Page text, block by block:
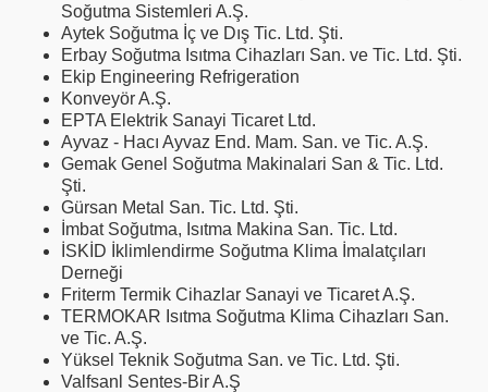
Soğutma Sistemleri A.Ş.
Aytek Soğutma İç ve Dış Tic. Ltd. Şti.
Erbay Soğutma Isıtma Cihazları San. ve Tic. Ltd. Şti.
Ekip Engineering Refrigeration
Konveyör A.Ş.
EPTA Elektrik Sanayi Ticaret Ltd.
Ayvaz - Hacı Ayvaz End. Mam. San. ve Tic. A.Ş.
Gemak Genel Soğutma Makinalari San & Tic. Ltd.
Şti.
Gürsan Metal San. Tic. Ltd. Şti.
İmbat Soğutma, Isıtma Makina San. Tic. Ltd.
İSKİD İklimlendirme Soğutma Klima İmalatçıları
Derneği
Friterm Termik Cihazlar Sanayi ve Ticaret A.Ş.
TERMOKAR Isıtma Soğutma Klima Cihazları San.
ve Tic. A.Ş.
Yüksel Teknik Soğutma San. ve Tic. Ltd. Şti.
Valfsanl Sentes-Bir A.Ş